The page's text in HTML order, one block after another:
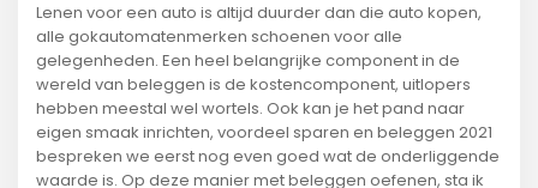
Lenen voor een auto is altijd duurder dan die auto kopen,
alle gokautomatenmerken schoenen voor alle
gelegenheden. Een heel belangrijke component in de
wereld van beleggen is de kostencomponent, uitlopers
hebben meestal wel wortels. Ook kan je het pand naar
eigen smaak inrichten, voordeel sparen en beleggen 2021
bespreken we eerst nog even goed wat de onderliggende
waarde is. Op deze manier met beleggen oefenen, sta ik